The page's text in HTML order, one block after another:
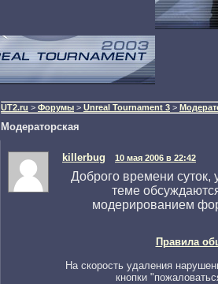
UT2.ru > Форумы > Unreal Tournament 3 >
Модераторская
killerbug 10 мая 2006 в 22:42
Доброго времени
теме
модерированием
Правила
На скорость удаления
кнопки